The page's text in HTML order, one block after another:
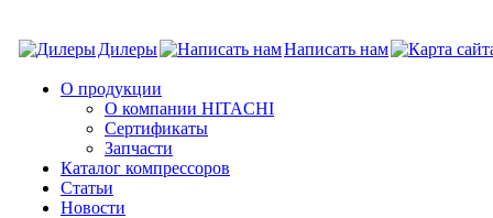
Дилеры Написать нам
О продукции
О компании HITACHI
Сертификаты
Запчасти
Каталог компрессоров
Статьи
Новости